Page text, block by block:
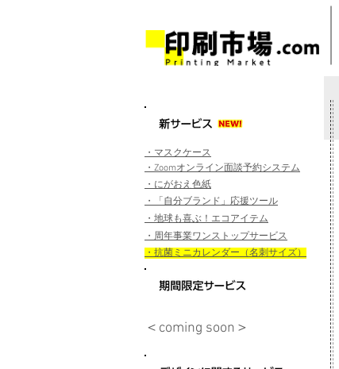
​・周年事業ワンストップサービス
・地球も喜ぶ！エコアイテム
・「自分ブランド」応援ツール
・にがおえ色紙
・Zoomオンライン面談予約システム
・マスクケース
​・抗菌ミニカレンダー（名刺サイズ）
＜coming soon＞